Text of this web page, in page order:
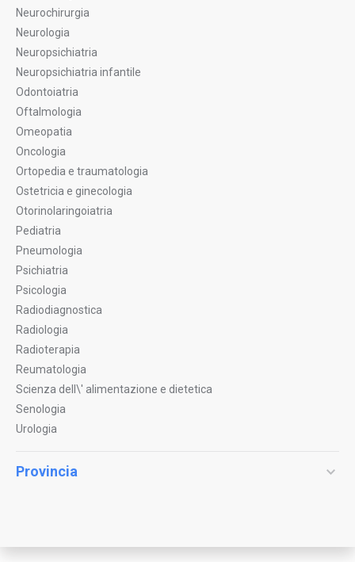
Neurochirurgia
Neurologia
Neuropsichiatria
Neuropsichiatria infantile
Odontoiatria
Oftalmologia
Omeopatia
Oncologia
Ortopedia e traumatologia
Ostetricia e ginecologia
Otorinolaringoiatria
Pediatria
Pneumologia
Psichiatria
Psicologia
Radiodiagnostica
Radiologia
Radioterapia
Reumatologia
Scienza dell\' alimentazione e dietetica
Senologia
Urologia
Provincia